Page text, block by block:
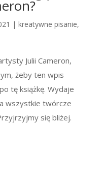
| kreatywne pisanie,
Julii Cameron,
żeby ten wpis
tę książkę. Wydaje
wszystkie twórcze
się bliżej.